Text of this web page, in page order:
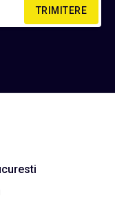
TRIMITERE